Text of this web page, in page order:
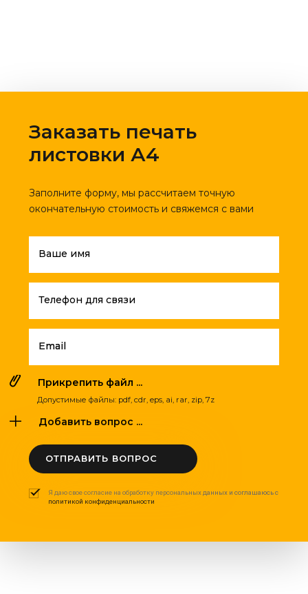
Заказать печать
листовки А4
Заполните форму, мы рассчитаем точную
окончательную стоимость и свяжемся с вами
Ваше имя
Телефон для связи
Email
Прикрепить файл ...
Допустимые файлы: pdf, cdr, eps, ai, rar, zip, 7z
Добавить вопрос ...
ОТПРАВИТЬ ВОПРОС
Я даю свое согласие на обработку персональных данных и соглашаюсь с
политикой конфиденциальности